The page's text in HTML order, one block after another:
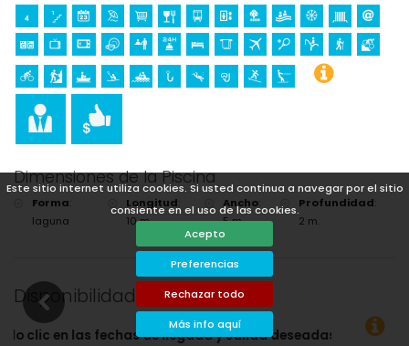
Este sitio internet utiliza cookies. Si usted continua a navegar por el sitio
consiente en el uso de las cookies.
Acepto
Preferencias
Rechazar todo
Más info aquí
Dimensiones de la Piscina
Forma:
laguna
Longitud:
10 m.
Ancho:
5 m.
Profundidad:
2 m.
Disponibilidad
y salida deseadas!